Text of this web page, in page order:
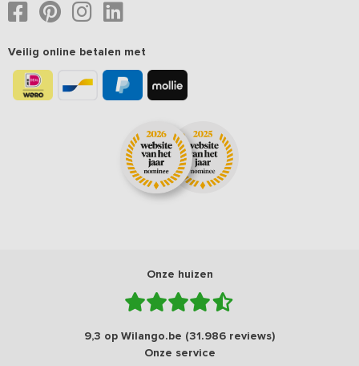
Veilig online betalen met
Onze huizen
9,3 op Wilango.be (31.986 reviews)
Onze service